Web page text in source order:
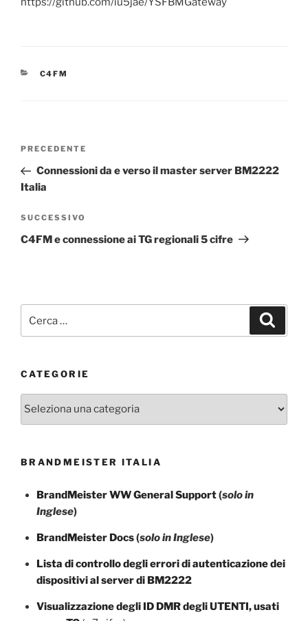
CATEGORIE
C4FM
Navigazione
Articolo
precedente:
PRECEDENTE
Connessioni da e verso il master server BM2222
Italia
Articolo
successivo
SUCCESSIVO
C4FM e connessione ai TG regionali 5 cifre
CATEGORIE
BRANDMEISTER ITALIA
BrandMeister WW General Support(solo in
Inglese)
BrandMeister Docs(solo in Inglese)
Lista di controllo degli errori di autenticazione dei
dispositivi al server di BM2222
Visualizzazione degli ID DMR degli UTENTI, usati